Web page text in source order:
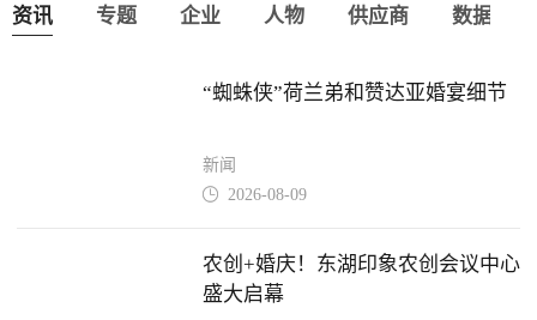
资讯 专题 企业 人物 供应商 数据
“蜘蛛侠”荷兰弟和赞达亚婚宴细节
新闻
 2026-08-09
农创+婚庆！东湖印象农创会议中心
盛大启幕